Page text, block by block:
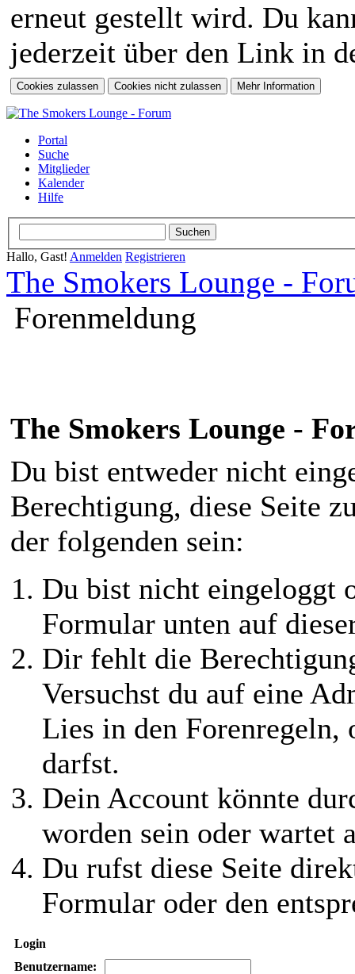
erneut gestellt wird. Du
jederzeit über den Link in
Portal
Suche
Mitglieder
Kalender
Hilfe
Hallo, Gast! Anmelden Registrieren
The Smokers Lounge -
Forenmeldung
The Smokers Lounge -
Du bist entweder nicht
Berechtigung, diese Seite
der folgenden sein:
Du bist nicht eingeloggt
Formular unten auf
Dir fehlt die
Versuchst du auf eine
Lies in den Forenregeln,
darfst.
Dein Account könnte
worden sein oder wartet
Du rufst diese Seite
Formular oder den
Login
Benutzername: